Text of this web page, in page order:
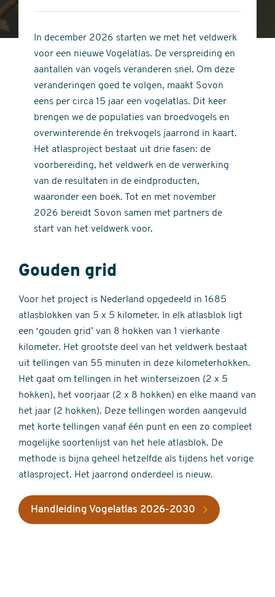
stars
of
stars
In december 2026 starten we met het veldwerk
voor een nieuwe Vogelatlas. De verspreiding en
aantallen van vogels veranderen snel. Om deze
veranderingen goed te volgen, maakt Sovon
eens per circa 15 jaar een vogelatlas. Dit keer
brengen we de populaties van broedvogels en
overwinterende én trekvogels jaarrond in kaart.
Het atlasproject bestaat uit drie fasen: de
voorbereiding, het veldwerk en de verwerking
van de resultaten in de eindproducten,
waaronder een boek. Tot en met november
2026 bereidt Sovon samen met partners de
start van het veldwerk voor.
Gouden grid
Voor het project is Nederland opgedeeld in 1685
atlasblokken van 5 x 5 kilometer. In elk atlasblok ligt
een ‘gouden grid’ van 8 hokken van 1 vierkante
kilometer. Het grootste deel van het veldwerk bestaat
uit tellingen van 55 minuten in deze kilometerhokken.
Het gaat om tellingen in het winterseizoen (2 x 5
hokken), het voorjaar (2 x 8 hokken) en elke maand van
het jaar (2 hokken). Deze tellingen worden aangevuld
met korte tellingen vanaf één punt en een zo compleet
mogelijke soortenlijst van het hele atlasblok. De
methode is bijna geheel hetzelfde als tijdens het vorige
atlasproject. Het jaarrond onderdeel is nieuw.
Handleiding Vogelatlas 2026-2030